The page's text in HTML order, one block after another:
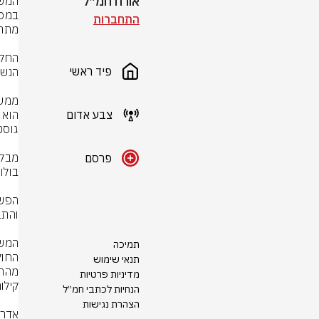
התחברות
פיד ראשי
צבע אדום
פרסם
תמיכה
תנאי שימוש
מדיניות פרטיות
הנחיות לכתבי חמ״ל
הצהרת נגישות